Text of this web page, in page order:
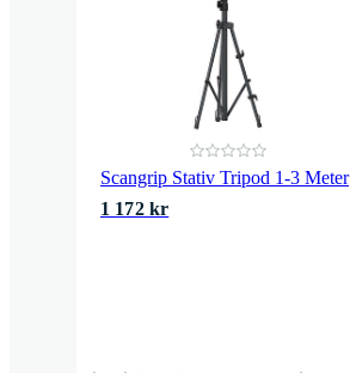
Scangrip Stativ Tripod 1-3 Meter
1 172 kr